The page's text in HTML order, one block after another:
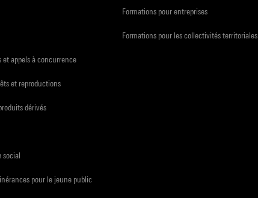
et appels à concurrence
et reproductions
dérivés
social
pour le jeune public
Formations pour entreprises
Formations pour les collectivités territoriales